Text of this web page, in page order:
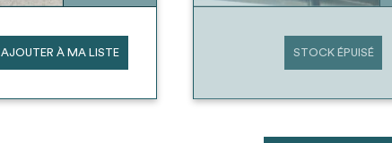
AJOUTER À MA LISTE STOCK ÉPUISÉ